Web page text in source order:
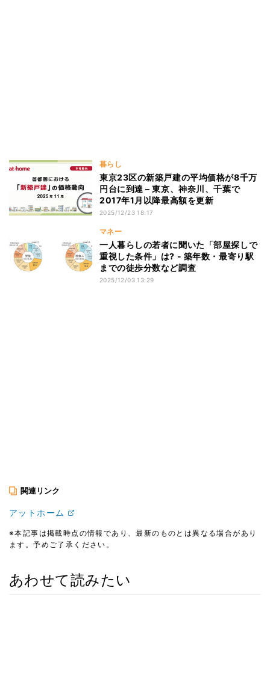
暮らし
東京23区の新築戸建の平均価格が8千万
円台に到達 – 東京、神奈川、千葉で
2017年1月以降最高額を更新
2025/12/23 18:17
マネー
一人暮らしの若者に聞いた「部屋探しで
重視した条件」は? - 築年数・最寄り駅
までの徒歩分数など調査
2025/12/03 13:29
関連リンク
アットホーム
※本記事は掲載時点の情報であり、最新のものとは異なる場合があり
ます。予めご了承ください。
あわせて読みたい